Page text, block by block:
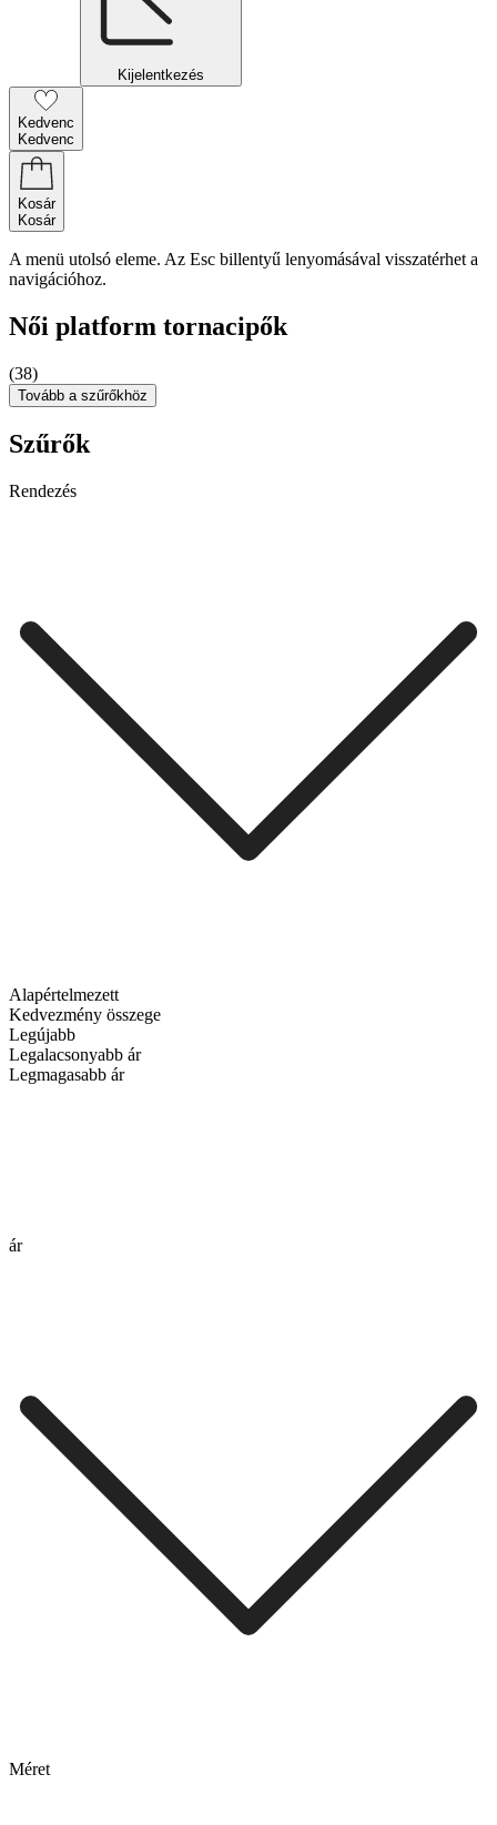
Kijelentkezés
Kedvenc
Kedvenc
Kosár
Kosár
A menü utolsó eleme. Az Esc billentyű lenyomásával visszatérhet a
navigációhoz.
Női platform tornacipők
(38)
Tovább a szűrőkhöz
Szűrők
Rendezés
Alapértelmezett
Kedvezmény összege
Legújabb
Legalacsonyabb ár
Legmagasabb ár
ár
Méret